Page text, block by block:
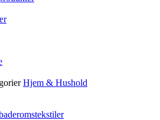
Hjem & Hushold